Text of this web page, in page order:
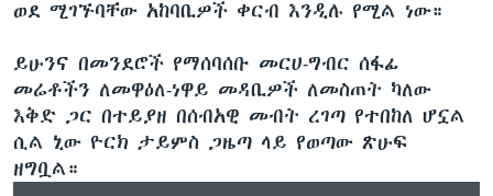
ወደ ሚገኙባቸው አከባቢዎች ቀርብ እንዲሉ የሚል ነው።
ይሁንና በመንደሮች የማሰባሰቡ መርሀ-ግብር ሰፋፊ
መሬቶችን ለመዋዕለ-ነዋይ መዳቢዎች ለመስጠት ካለው
እቅድ ጋር በተይያዘ በሰብአዊ መብት ረገጣ የተበከለ ሆኗል
ሲል ኒው ዮርክ ታይምስ ጋዜጣ ላይ የወጣው ጽሁፍ
ዘግቧል።